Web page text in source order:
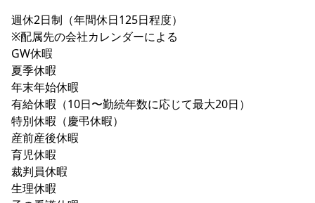
週休2日制（年間休日125日程度）
※配属先の会社カレンダーによる
GW休暇
夏季休暇
年末年始休暇
有給休暇（10日〜勤続年数に応じて最大20日）
特別休暇（慶弔休暇）
産前産後休暇
育児休暇
裁判員休暇
生理休暇